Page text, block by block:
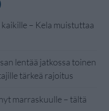
– Kela muistuttaa
lentää jatkossa toinen
tärkeä rajoitus
marraskuulle – tältä